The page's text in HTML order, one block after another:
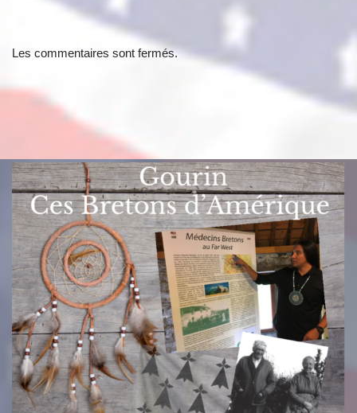
Les commentaires sont fermés.